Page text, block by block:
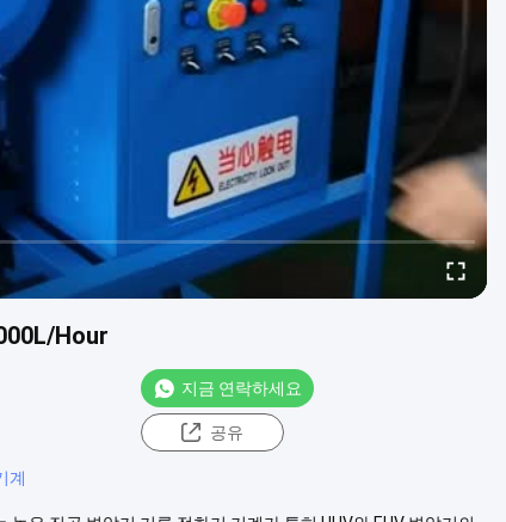
Hour
지금 연락하세요
공유
계